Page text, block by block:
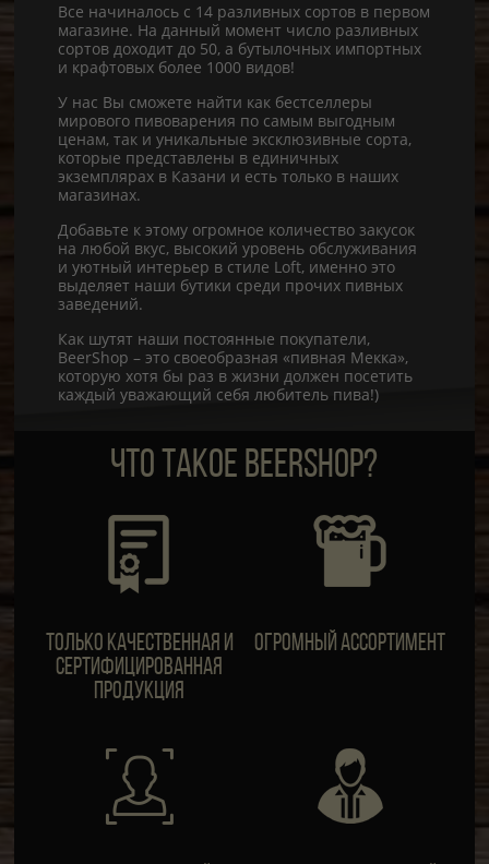
Все начиналось с 14 разливных сортов в первом
магазине. На данный момент число разливных
сортов доходит до 50, а бутылочных импортных
и крафтовых более 1000 видов!
У нас Вы сможете найти как бестселлеры
мирового пивоварения по самым выгодным
ценам, так и уникальные эксклюзивные сорта,
которые представлены в единичных
экземплярах в Казани и есть только в наших
магазинах.
Добавьте к этому огромное количество закусок
на любой вкус, высокий уровень обслуживания
и уютный интерьер в стиле Loft, именно это
выделяет наши бутики среди прочих пивных
заведений.
Как шутят наши постоянные покупатели,
BeerShop – это своеобразная «пивная Мекка»,
которую хотя бы раз в жизни должен посетить
каждый уважающий себя любитель пива!)
ЧТО ТАКОЕ BEERSHOP?
Только качественная и
сертифицированная
продукция
Огромный ассортимент